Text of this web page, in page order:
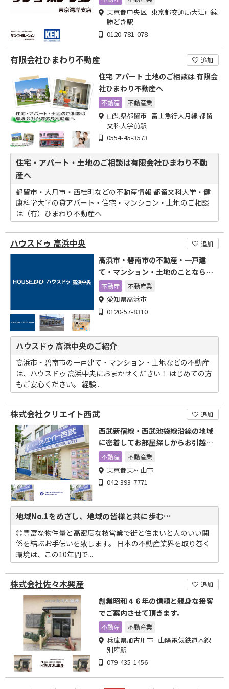
東京都中央区 東京都交通局大江戸線
勝どき駅
0120-781-078
有限会社ひまわり不動産 追加
住宅 アパート 土地のご相談は 有限会
社ひまわり不動産へ
不動産 不動産業
山梨県都留市 富士急行大月線 都留
文科大学前駅
0554-45-3573
住宅・アパート・土地のご相談は有限会社ひまわり不動
産へ
都留市・大月市・西桂町などの不動産情報 都留文科大学・健
康科学大学の貸アパート・住宅・マンション・土地のご相談
は（有）ひまわり不動産へ
ハウスドゥ 高浜中央 追加
高浜市・碧南市の不動産・一戸建
て・マンション・土地のことなら当
店へ
不動産 不動産業
愛知県高浜市
0120-57-8310
ハウスドゥ 高浜中央のご紹介
高浜市・碧南市の一戸建て・マンション・土地などの不動産
は、ハウスドゥ 高浜中央におまかせください！ はじめての方
もご安心ください。 経験...
株式会社クリエイト西武 追加
西武新宿線・西武池袋線沿線の地域
に密着してお部屋探しからお引越し
まですべてお手伝いします
不動産 不動産業
東京都東村山市
042-393-7771
地域No.1をめざし、地域の皆様と共に歩む…
◎豊富な物件量と高密度な枝営業で街と住まいと人のいい関
係を結ぶお手伝いを致します。 日本の不動産業界を取り巻く
環境は、この10年間で...
株式会社佐々木興産 追加
創業昭和４６年の信頼と親身な接客
でご案内させて頂きます。
不動産 不動産業
兵庫県加古川市 山陽電気鉄道本線
別府駅
079-435-1456